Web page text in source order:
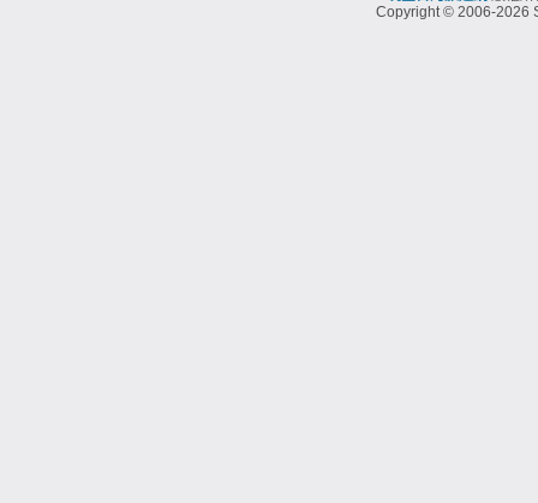
Copyright © 2006-2026